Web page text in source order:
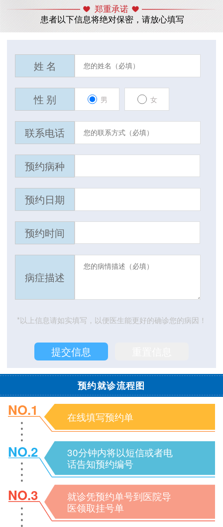
郑重承诺
患者以下信息将绝对保密，请放心填写
姓 名
性 别 男 女
联系电话
预约病种
预约日期
预约时间
病症描述
*以上信息请如实填写，以便医生能更好的确诊您的病因！
预约就诊流程图
NO.1 在线填写预约单
NO.2
30分钟内将以短信或者电
话告知预约编号
NO.3
就诊凭预约单号到医院导
医领取挂号单